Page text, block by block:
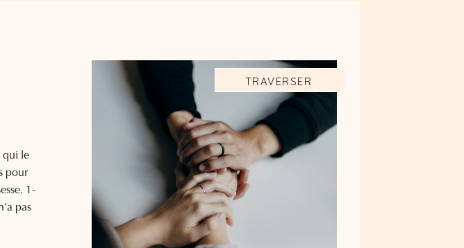
qui le
pour
1-
pas
TRAVERSER